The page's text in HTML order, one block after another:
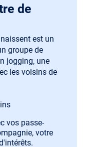
de
est un
groupe de
jogging, une
les voisins de
vos passe-
votre